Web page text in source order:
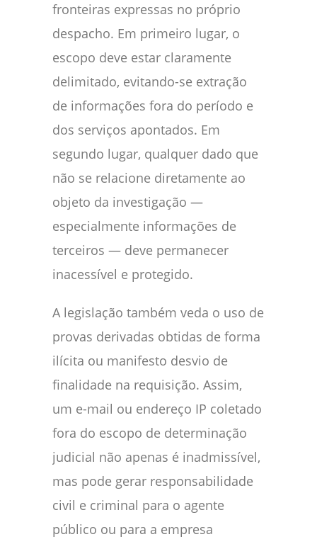
fronteiras expressas no próprio
despacho. Em primeiro lugar, o
escopo deve estar claramente
delimitado, evitando-se extração
de informações fora do período e
dos serviços apontados. Em
segundo lugar, qualquer dado que
não se relacione diretamente ao
objeto da investigação —
especialmente informações de
terceiros — deve permanecer
inacessível e protegido.
A legislação também veda o uso de
provas derivadas obtidas de forma
ilícita ou manifesto desvio de
finalidade na requisição. Assim,
um e-mail ou endereço IP coletado
fora do escopo de determinação
judicial não apenas é inadmissível,
mas pode gerar responsabilidade
civil e criminal para o agente
público ou para a empresa